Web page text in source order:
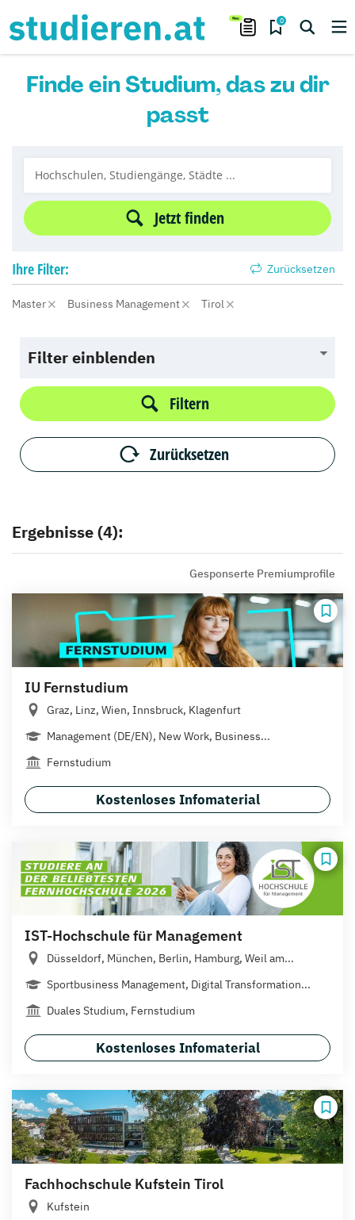
0
Finde ein Studium, das zu dir
passt
Jetzt finden
Ihre Filter: Zurücksetzen
Master Business Management Tirol
Filter einblenden
Filtern
Zurücksetzen
Ergebnisse (4):
Gesponserte Premiumprofile
IU Fernstudium
Graz, Linz, Wien, Innsbruck, Klagenfurt
Management (DE/EN), New Work, Business...
Fernstudium
Kostenloses Infomaterial
IST-Hochschule für Management
Düsseldorf, München, Berlin, Hamburg, Weil am...
Sportbusiness Management, Digital Transformation...
Duales Studium, Fernstudium
Kostenloses Infomaterial
Fachhochschule Kufstein Tirol
Kufstein